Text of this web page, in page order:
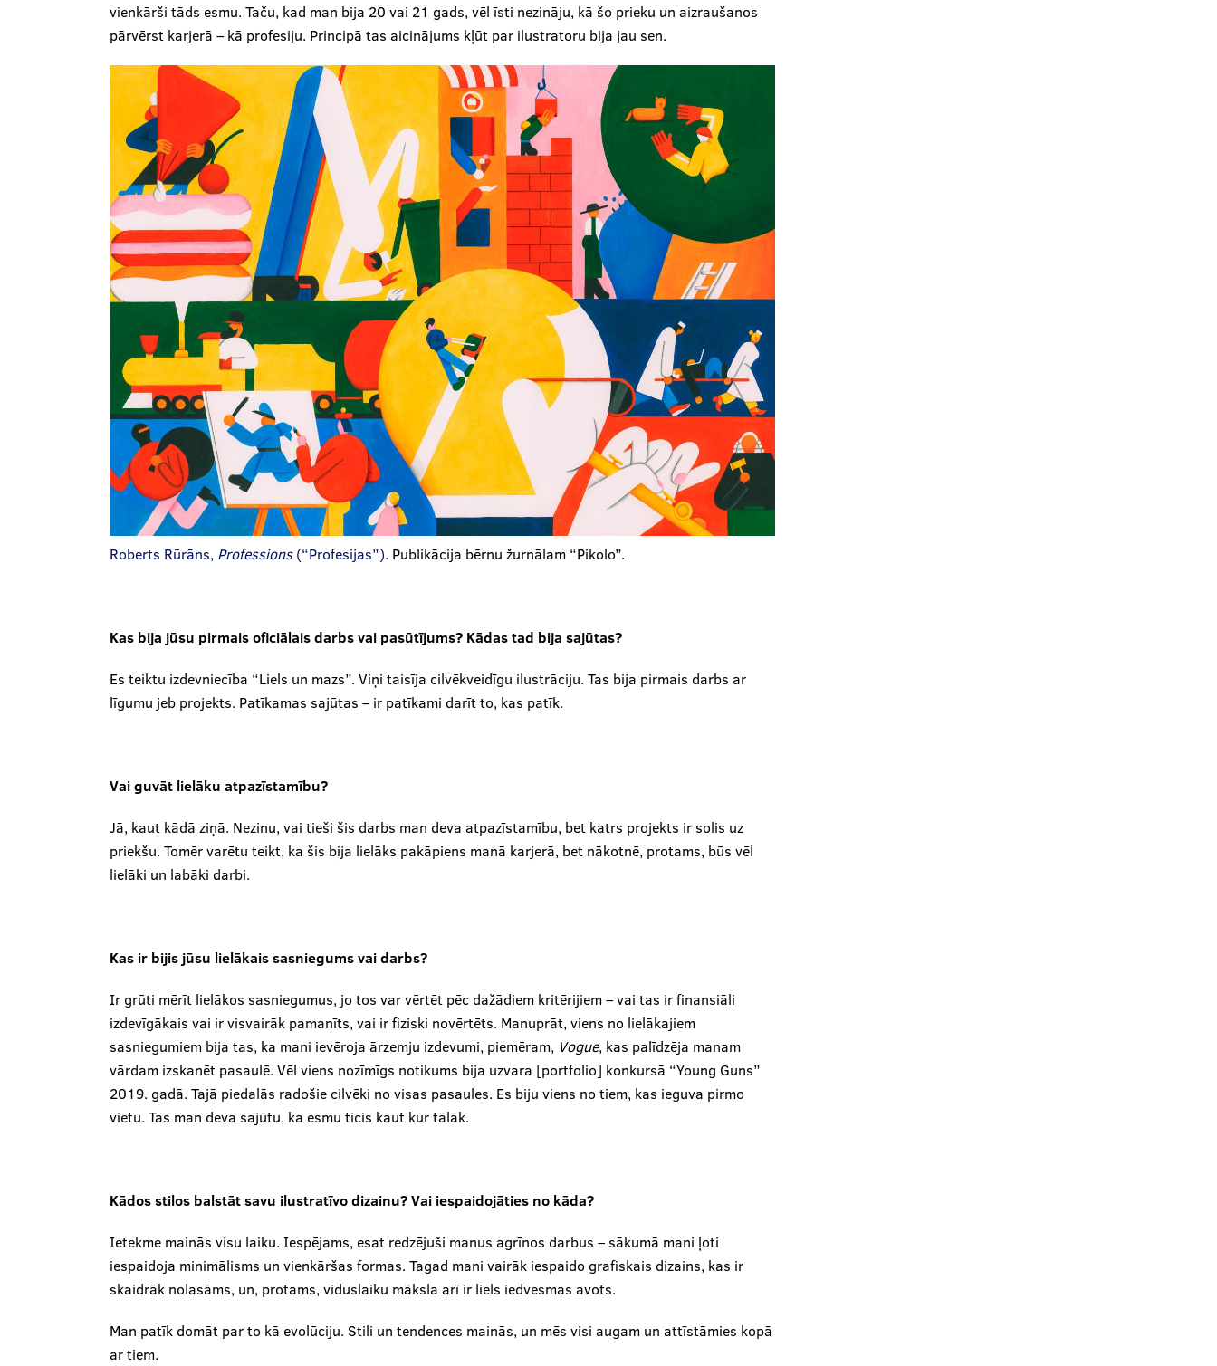
vienkārši tāds esmu. Taču, kad man bija 20 vai 21 gads, vēl īsti nezināju, kā šo prieku un aizraušanos
pārvērst karjerā – kā profesiju. Principā tas aicinājums kļūt par ilustratoru bija jau sen.
Roberts Rūrāns, Professions(“Profesijas”). Publikācija bērnu žurnālam “Pikolo”.
Kas bija jūsu pirmais oficiālais darbs vai pasūtījums? Kādas tad bija sajūtas?
Es teiktu izdevniecība “Liels un mazs”. Viņi taisīja cilvēkveidīgu ilustrāciju. Tas bija pirmais darbs ar
līgumu jeb projekts. Patīkamas sajūtas – ir patīkami darīt to, kas patīk.
Vai guvāt lielāku atpazīstamību?
Jā, kaut kādā ziņā. Nezinu, vai tieši šis darbs man deva atpazīstamību, bet katrs projekts ir solis uz
priekšu. Tomēr varētu teikt, ka šis bija lielāks pakāpiens manā karjerā, bet nākotnē, protams, būs vēl
lielāki un labāki darbi.
Kas ir bijis jūsu lielākais sasniegums vai darbs?
Ir grūti mērīt lielākos sasniegumus, jo tos var vērtēt pēc dažādiem kritērijiem – vai tas ir finansiāli
izdevīgākais vai ir visvairāk pamanīts, vai ir fiziski novērtēts. Manuprāt, viens no lielākajiem
sasniegumiem bija tas, ka mani ievēroja ārzemju izdevumi, piemēram, Vogue, kas palīdzēja manam
vārdam izskanēt pasaulē. Vēl viens nozīmīgs notikums bija uzvara [portfolio] konkursā “Young Guns”
2019. gadā. Tajā piedalās radošie cilvēki no visas pasaules. Es biju viens no tiem, kas ieguva pirmo
vietu. Tas man deva sajūtu, ka esmu ticis kaut kur tālāk.
Kādos stilos balstāt savu ilustratīvo dizainu? Vai iespaidojāties no kāda?
Ietekme mainās visu laiku. Iespējams, esat redzējuši manus agrīnos darbus – sākumā mani ļoti
iespaidoja minimālisms un vienkāršas formas. Tagad mani vairāk iespaido grafiskais dizains, kas ir
skaidrāk nolasāms, un, protams, viduslaiku māksla arī ir liels iedvesmas avots.
Man patīk domāt par to kā evolūciju. Stili un tendences mainās, un mēs visi augam un attīstāmies kopā
ar tiem.